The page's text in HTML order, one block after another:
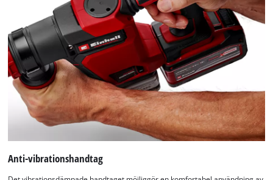
Anti-vibrationshandtag